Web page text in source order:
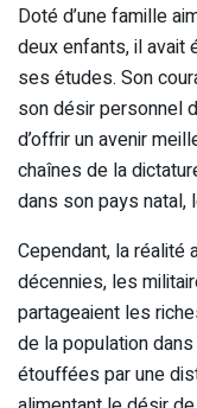
Doté d’une famille
deux enfants, il avait
ses études. Son
son désir personnel
d’offrir un avenir
chaînes de la
dans son pays natal,
Cependant, la réalité
décennies, les
partageaient les
de la population
étouffées par une